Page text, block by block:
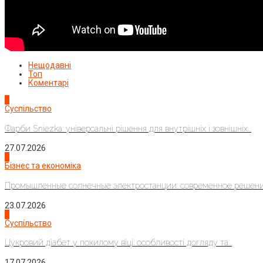
Нещодавні
Топ
Коментарі
Суспільство
Фарби Sniezka: універсальні рішення для внутрішніх і зовнішніх...
27.07.2026
Бізнес та економіка
Промышленные солнечные электростанции: современное
23.07.2026
Суспільство
Цукровий діабет у похилому віці: особливості догляду та...